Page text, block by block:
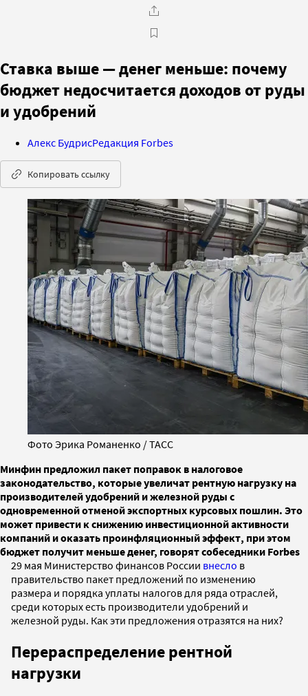
Ставка выше — денег меньше: почему
бюджет недосчитается доходов от руды
и удобрений
Алекс БудрисРедакция Forbes
Копировать ссылку
Фото Эрика Романенко / ТАСС
Минфин предложил пакет поправок в налоговое
законодательство, которые увеличат рентную нагрузку на
производителей удобрений и железной руды с
одновременной отменой экспортных курсовых пошлин. Это
может привести к снижению инвестиционной активности
компаний и оказать проинфляционный эффект, при этом
бюджет получит меньше денег, говорят собеседники Forbes
29 мая Министерство финансов России внесло в
правительство пакет предложений по изменению
размера и порядка уплаты налогов для ряда отраслей,
среди которых есть производители удобрений и
железной руды. Как эти предложения отразятся на них?
Перераспределение рентной
нагрузки